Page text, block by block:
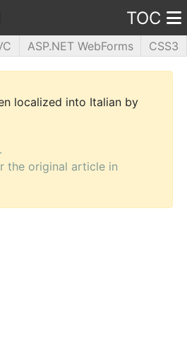
TOC
ASP.NET WebForms
CSS3
jQuery PHP5 WPF
localized into Italian by
the original article in